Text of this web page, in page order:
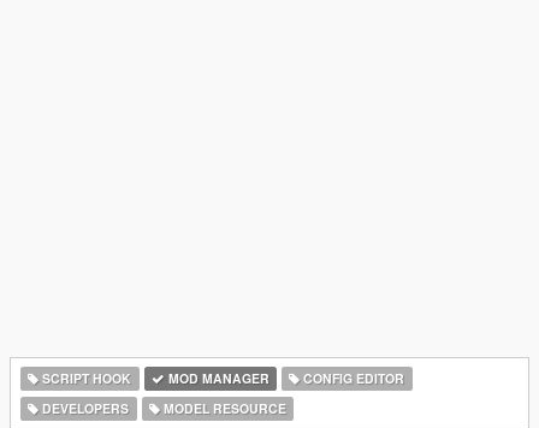
SCRIPT HOOK MOD MANAGER
CONFIG EDITOR
DEVELOPERS
MODEL RESOURCE